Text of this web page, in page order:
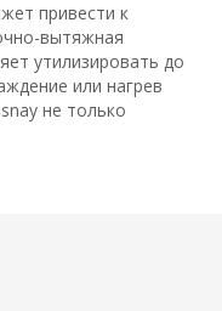
привести к
вытяжная
утилизировать до
или нагрев
не только
до 30%
воздуха, но и